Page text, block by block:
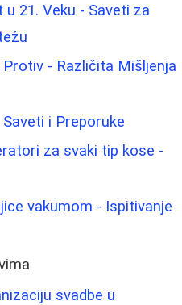
21. Veku - Saveti za
- Različita Mišljenja
i Preporuke
za svaki tip kose -
vakumom - Ispitivanje
svadbe u